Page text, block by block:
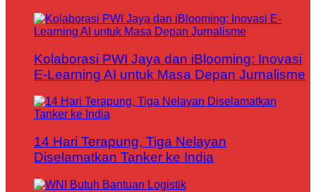
Kolaborasi PWI Jaya dan iBlooming: Inovasi
E-Learning AI untuk Masa Depan Jurnalisme
14 Hari Terapung, Tiga Nelayan
Diselamatkan Tanker ke India